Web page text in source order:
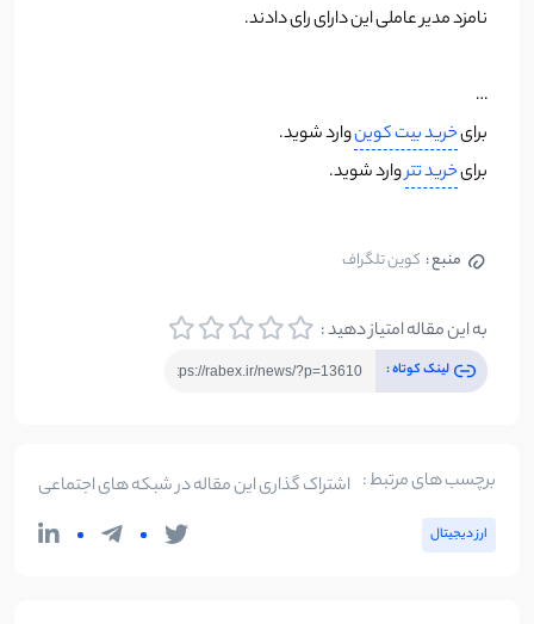
نامزد مدیر عاملی این دارای رای دادند.
…
برایخرید بیت کوینوارد شوید.
برایخرید تتروارد شوید.
منبع : کوین تلگراف
به این مقاله امتیاز دهید :
لینک کوتاه :
برچسب های مرتبط :
ارز دیجیتال
اشتراک گذاری این مقاله در شبکه های اجتماعی